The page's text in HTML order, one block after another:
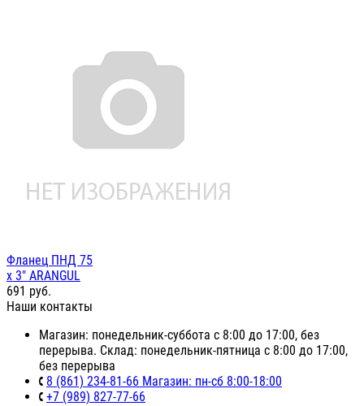
Фланец ПНД 75
х 3" ARANGUL
691 руб.
Наши контакты
Магазин: понедельник-суббота с 8:00 до 17:00, без
перерыва. Склад: понедельник-пятница с 8:00 до 17:00,
без перерыва
8 (861) 234-81-66 Магазин: пн-сб 8:00-18:00
+7 (989) 827-77-66